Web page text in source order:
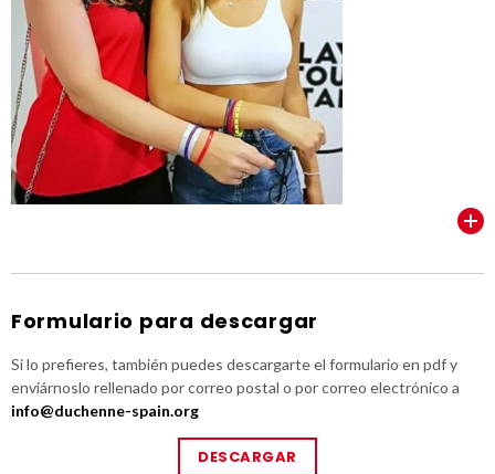
Formulario para descargar
Si lo prefieres, también puedes descargarte el formulario en pdf y
enviárnoslo rellenado por correo postal o por correo electrónico a
info@duchenne-spain.org
DESCARGAR